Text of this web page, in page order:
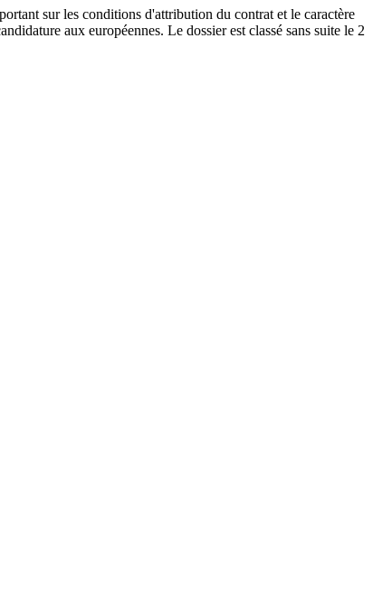
sur les conditions d'attribution du contrat et le caractère
aux européennes. Le dossier est classé sans suite le 2